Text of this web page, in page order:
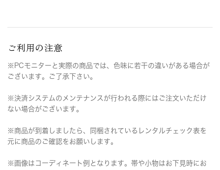
ご利用の注意
※PCモニターと実際の商品では、色味に若干の違いがある場合が
ございます。ご了承下さい。
※決済システムのメンテナンスが行われる際にはご注文いただけ
ない場合がございます。
※商品が到着しましたら、同梱されているレンタルチェック表を
元に商品のご確認をお願いします。
※画像はコーディネート例となります。帯や小物はお下見時にお